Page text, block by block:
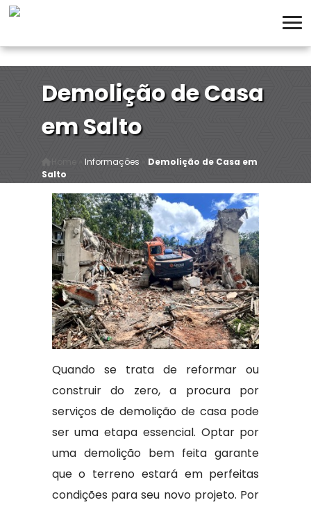
Demolição de Casa
em Salto
Informações
Demolição de Casa em
Salto
Quando se trata de reformar ou
construir do zero, a procura por
serviços de demolição de casa pode
ser uma etapa essencial. Optar por
uma demolição bem feita garante
que o terreno estará em perfeitas
condições para seu novo projeto. Por